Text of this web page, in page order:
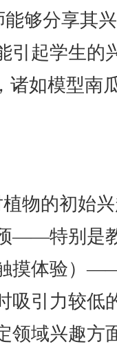
够分享其
引起学生的
诸如模型南
物的初始
——特别是
摸体验）
吸引力较低
领域兴趣方